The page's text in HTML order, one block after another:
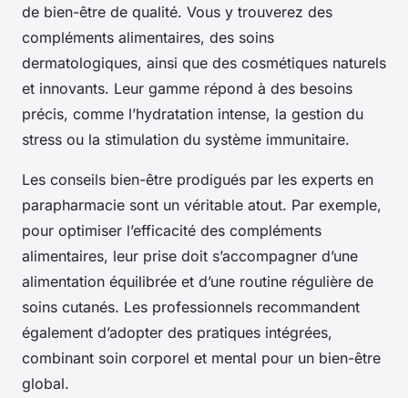
de bien-être de qualité. Vous y trouverez des
compléments alimentaires, des soins
dermatologiques, ainsi que des cosmétiques naturels
et innovants. Leur gamme répond à des besoins
précis, comme l’hydratation intense, la gestion du
stress ou la stimulation du système immunitaire.
Les conseils bien-être prodigués par les experts en
parapharmacie sont un véritable atout. Par exemple,
pour optimiser l’efficacité des compléments
alimentaires, leur prise doit s’accompagner d’une
alimentation équilibrée et d’une routine régulière de
soins cutanés. Les professionnels recommandent
également d’adopter des pratiques intégrées,
combinant soin corporel et mental pour un bien-être
global.